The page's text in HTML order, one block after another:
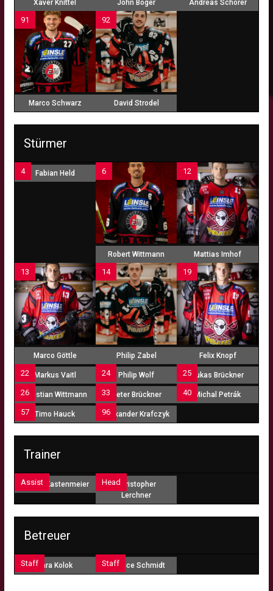
Xaver Knittel John Boger Andreas Schorer
91
Marco Schwarz
92
David Strodel
Stürmer
4 Fabian Held 6
Robert Wittmann
12
Mattias Imhof
13
Marco Göttle
14
Philip Zabel
19
Felix Knopf
22 Markus Vaitl 24 Philip Wolf 25 Lukas Brückner
26
Christian Wittmann 33 Peter Brückner 40 Michal Petrák
57 Timo Hauck 96
Alexander Krafczyk
Trainer
Assist
Tobias Kastenmeier HeadChristopher
Lerchner
Betreuer
Staff Lara Kolok Staff
Maurice Schmidt